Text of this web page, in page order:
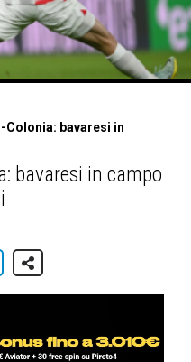
Colonia: bavaresi in
bavaresi in campo